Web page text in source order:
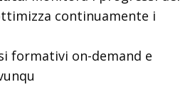
continuamente i
formativi on-demand e